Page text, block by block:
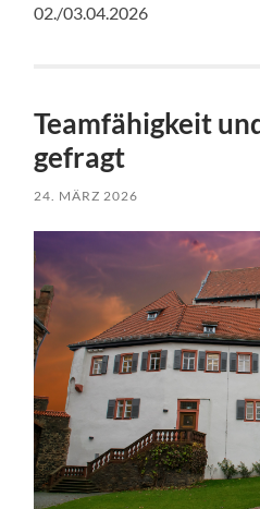
02./03.04.2026
Teamfähigkeit
gefragt
24. MÄRZ 2026